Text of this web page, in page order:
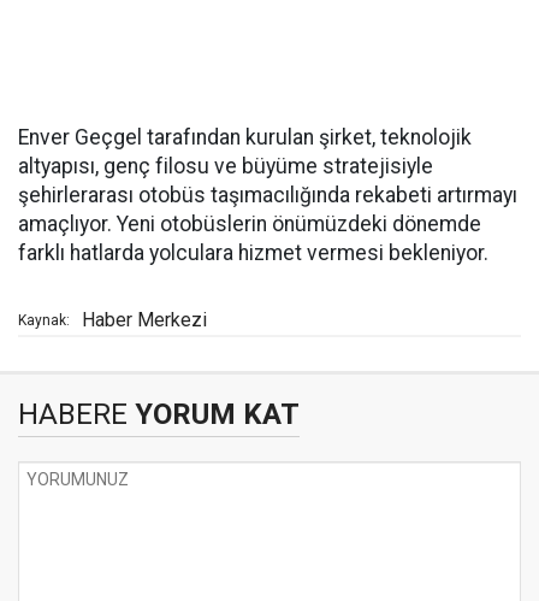
Enver Geçgel tarafından kurulan şirket, teknolojik
altyapısı, genç filosu ve büyüme stratejisiyle
şehirlerarası otobüs taşımacılığında rekabeti artırmayı
amaçlıyor. Yeni otobüslerin önümüzdeki dönemde
farklı hatlarda yolculara hizmet vermesi bekleniyor.
Kaynak: Haber Merkezi
HABERE YORUM KAT